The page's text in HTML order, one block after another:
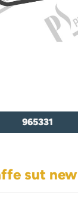
965331
sut new